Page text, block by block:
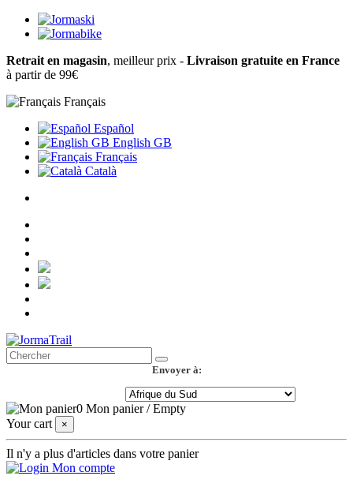
Retrait en magasin, meilleur prix - Livraison gratuite en France
à partir de 99€
Français
Español
English GB
Français
Català
Envoyer à:
0 Mon panier /Empty
Your cart
×
Il n'y a plus d'articles dans votre panier
Mon compte